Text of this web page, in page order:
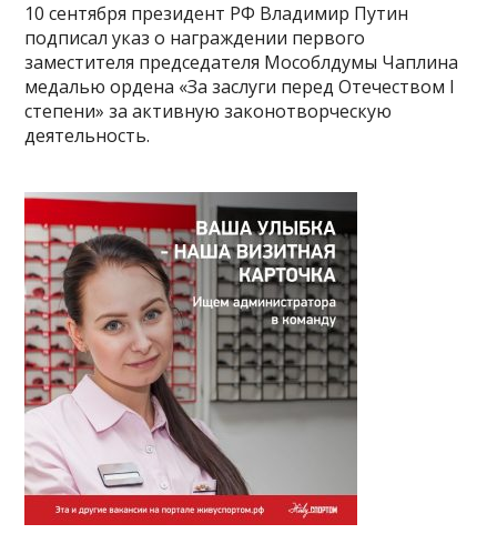
10 сентября президент РФ Владимир Путин
подписал указ о награждении первого
заместителя председателя Мособлдумы Чаплина
медалью ордена «За заслуги перед Отечеством I
степени» за активную законотворческую
деятельность.